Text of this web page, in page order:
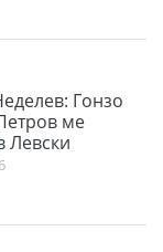
Гонзо
ме
Левски